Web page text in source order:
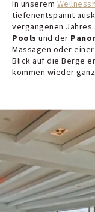
In unserem
tiefenentspannt
vergangenen Jahres
Pools und der
Massagen oder
Blick auf die Berge
kommen wieder